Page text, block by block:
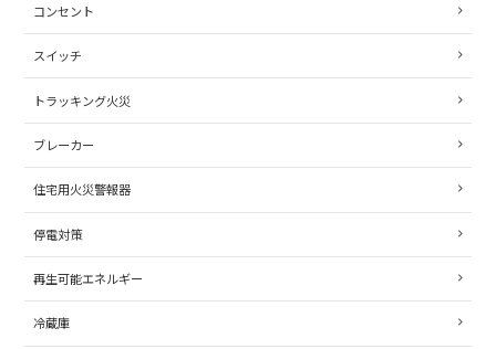
コンセント
スイッチ
トラッキング火災
ブレーカー
住宅用火災警報器
停電対策
再生可能エネルギー
冷蔵庫